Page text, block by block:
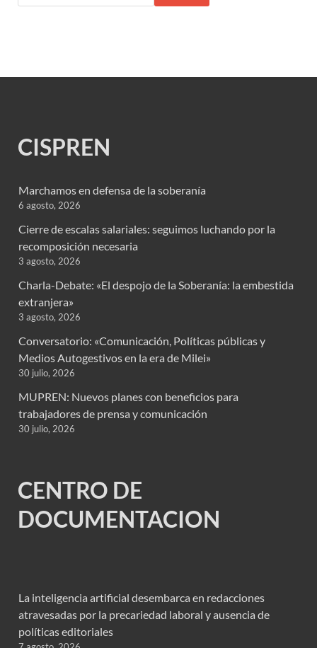
CISPREN
Marchamos en defensa de la soberanía
6 agosto, 2026
Cierre de escalas salariales: seguimos luchando por la
recomposición necesaria
3 agosto, 2026
Charla-Debate: «El despojo de la Soberanía: la embestida
extranjera»
3 agosto, 2026
Conversatorio: «Comunicación, Políticas públicas y
Medios Autogestivos en la era de Milei»
30 julio, 2026
MUPREN: Nuevos planes con beneficios para
trabajadores de prensa y comunicación
30 julio, 2026
CENTRO DE
DOCUMENTACION
La inteligencia artificial desembarca en redacciones
atravesadas por la precariedad laboral y ausencia de
políticas editoriales